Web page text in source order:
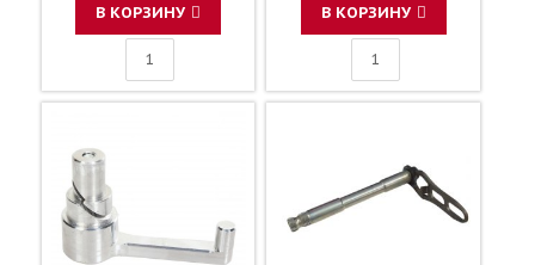
В КОРЗИНУ В КОРЗИНУ